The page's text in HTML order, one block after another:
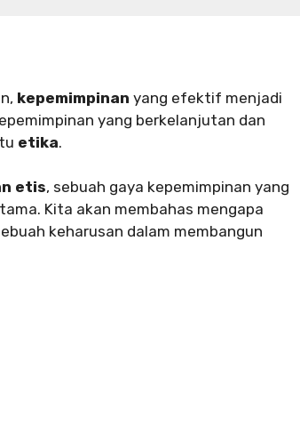
kepemimpinan yang efektif menjadi
yang berkelanjutan dan
etika.
etis, sebuah gaya kepemimpinan yang
Kita akan membahas mengapa
keharusan dalam membangun